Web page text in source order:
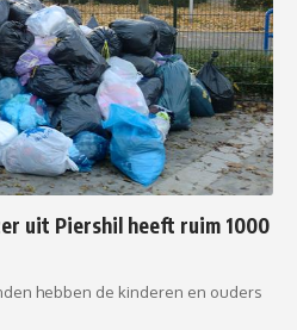
uit Piershil heeft ruim 1000
hebben de kinderen en ouders